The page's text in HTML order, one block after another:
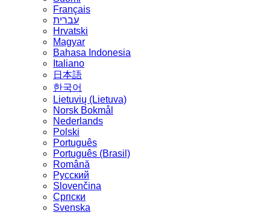
Français
עברית
Hrvatski
Magyar
Bahasa Indonesia
Italiano
日本語
한국어
Lietuvių (Lietuva)
‪Norsk Bokmål‬
Nederlands
Polski
Português
Português (Brasil)
Română
Русский
Slovenčina
Српски
Svenska